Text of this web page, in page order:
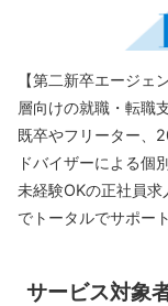
【第二新卒エージ
層向けの就職・転職
既卒やフリーター、
ドバイザーによる個
未経験OKの正社員求
でトータルでサポー
サービス対象